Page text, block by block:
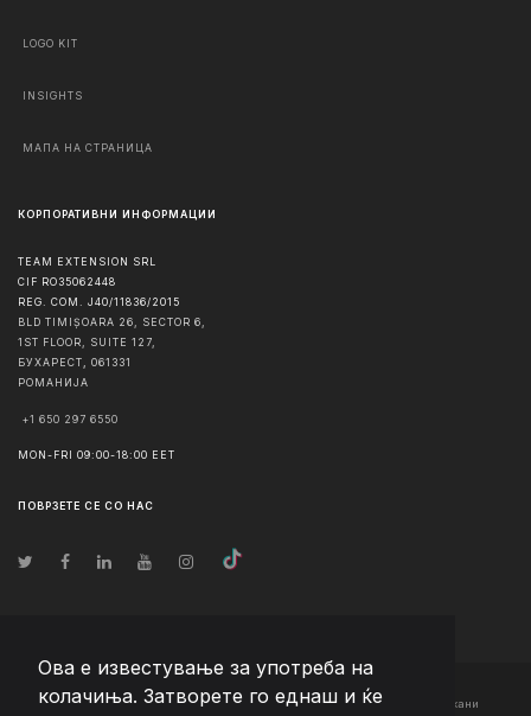
Ова е известување за употреба на
колачиња. Затворете го еднаш и ќе
LOGO KIT
INSIGHTS
МАПА НА СТРАНИЦА
КОРПОРАТИВНИ ИНФОРМАЦИИ
TEAM EXTENSION SRL
CIF RO35062448
REG. COM. J40/11836/2015
BLD TIMIȘOARA 26, SECTOR 6,
1ST FLOOR, SUITE 127,
БУХАРЕСТ
061331
РОМАНИЈА
+1 650 297 6550
MON-FRI 09:00-18:00 EET
ПОВРЗЕТЕ СЕ СО НАС
© Авторско право2026 Team Extension Macedonia - Сите права задржани